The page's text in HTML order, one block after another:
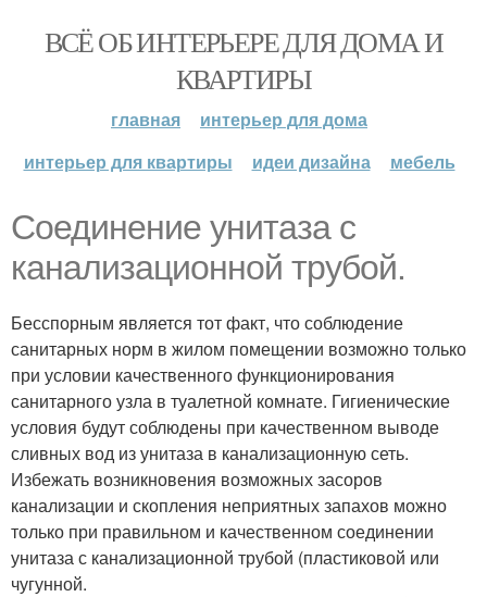
ВСЁ ОБ ИНТЕРЬЕРЕ ДЛЯ ДОМА И
КВАРТИРЫ
главная
интерьер для дома
интерьер для квартиры
идеи дизайна мебель
Соединение унитаза с
канализационной трубой.
Бесспорным является тот факт, что соблюдение
санитарных норм в жилом помещении возможно только
при условии качественного функционирования
санитарного узла в туалетной комнате. Гигиенические
условия будут соблюдены при качественном выводе
сливных вод из унитаза в канализационную сеть.
Избежать возникновения возможных засоров
канализации и скопления неприятных запахов можно
только при правильном и качественном соединении
унитаза с канализационной трубой (пластиковой или
чугунной.